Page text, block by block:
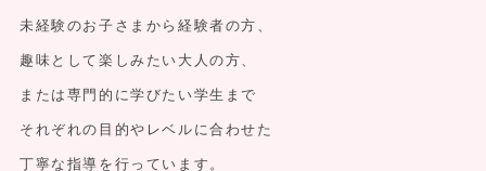
未経験のお子さまから経験者の方、
趣味として楽しみたい大人の方、
または専門的に学びたい学生まで
それぞれの目的やレベルに合わせた
丁寧な指導を行っています。